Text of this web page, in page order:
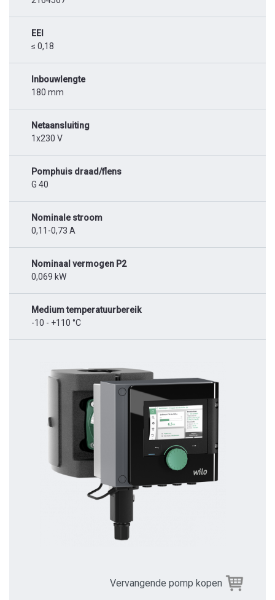
EEI
≤ 0,18
Inbouwlengte
180 mm
Netaansluiting
1x230 V
Pomphuis draad/flens
G 40
Nominale stroom
0,11-0,73 A
Nominaal vermogen P2
0,069 kW
Medium temperatuurbereik
-10 - +110 °C
Vervangende pomp kopen